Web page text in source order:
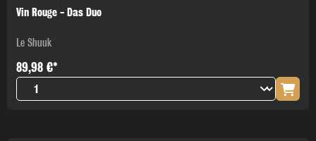
Vin Rouge - Das Duo
Le Shuuk
89,98 €*